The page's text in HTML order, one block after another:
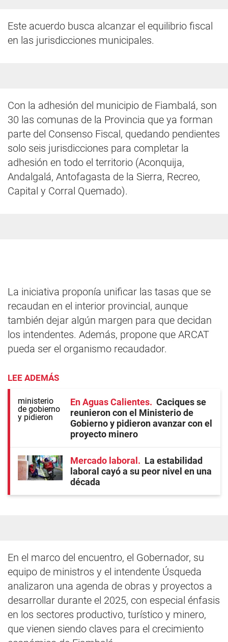
Este acuerdo busca alcanzar el equilibrio fiscal
en las jurisdicciones municipales.
Con la adhesión del municipio de Fiambalá, son
30 las comunas de la Provincia que ya forman
parte del Consenso Fiscal, quedando pendientes
solo seis jurisdicciones para completar la
adhesión en todo el territorio (Aconquija,
Andalgalá, Antofagasta de la Sierra, Recreo,
Capital y Corral Quemado).
La iniciativa proponía unificar las tasas que se
recaudan en el interior provincial, aunque
también dejar algún margen para que decidan
los intendentes. Además, propone que ARCAT
pueda ser el organismo recaudador.
LEE ADEMÁS
En Aguas Calientes
Caciques se
reunieron con el Ministerio de
Gobierno y pidieron avanzar con el
proyecto minero
Mercado laboral
La estabilidad
laboral cayó a su peor nivel en una
década
En el marco del encuentro, el Gobernador, su
equipo de ministros y el intendente Úsqueda
analizaron una agenda de obras y proyectos a
desarrollar durante el 2025, con especial énfasis
en los sectores productivo, turístico y minero,
que vienen siendo claves para el crecimiento